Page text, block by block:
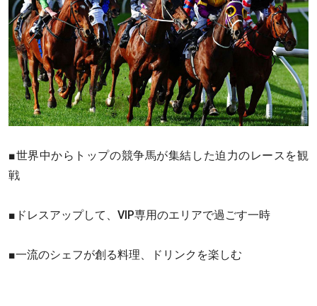
■世界中からトップの競争馬が集結した迫力のレースを観
戦
■ドレスアップして、VIP専用のエリアで過ごす一時
■一流のシェフが創る料理、ドリンクを楽しむ